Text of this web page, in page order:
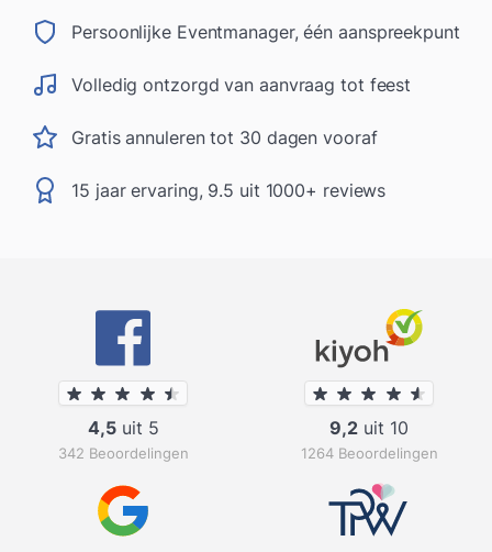
Persoonlijke Eventmanager, één aanspreekpunt
Volledig ontzorgd van aanvraag tot feest
Gratis annuleren tot 30 dagen vooraf
15 jaar ervaring, 9.5 uit 1000+ reviews
4,5uit 5
342 Beoordelingen
9,2 uit 10
1264 Beoordelingen